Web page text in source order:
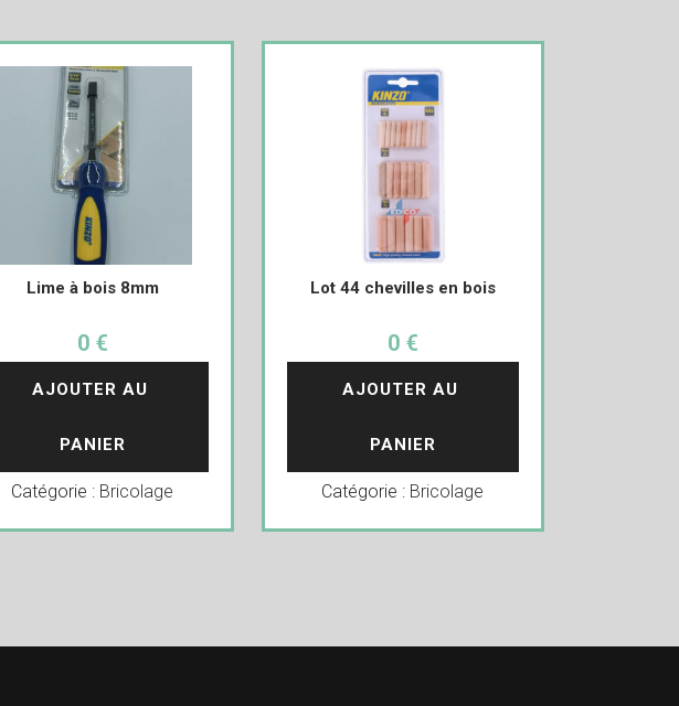
Lime à bois 8mm
0 €
AJOUTER AU
PANIER
Catégorie : Bricolage
Lot 44 chevilles en bois
0 €
AJOUTER AU
PANIER
Catégorie : Bricolage